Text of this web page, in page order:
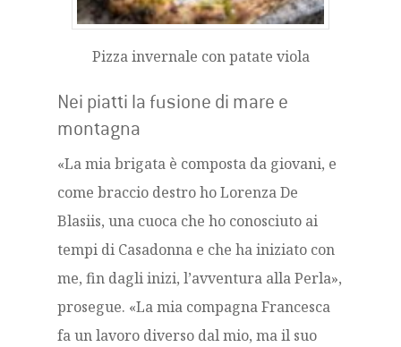
Pizza invernale con patate viola
Nei piatti la fusione di mare e
montagna
«La mia brigata è composta da giovani, e
come braccio destro ho Lorenza De
Blasiis, una cuoca che ho conosciuto ai
tempi di Casadonna e che ha iniziato con
me, fin dagli inizi, l’avventura alla Perla»,
prosegue. «La mia compagna Francesca
fa un lavoro diverso dal mio, ma il suo